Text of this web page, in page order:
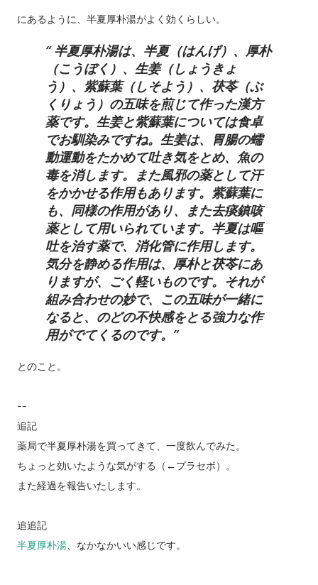
にあるように、半夏厚朴湯がよく効くらしい。
半夏厚朴湯は、半夏（はんげ）、厚朴
（こうぼく）、生姜（しょうきょ
う）、紫蘇葉（しそよう）、茯苓（ぶ
くりょう）の五味を煎じて作った漢方
薬です。生姜と紫蘇葉については食卓
でお馴染みですね。生姜は、胃腸の蠕
動運動をたかめて吐き気をとめ、魚の
毒を消します。また風邪の薬として汗
をかかせる作用もあります。紫蘇葉に
も、同様の作用があり、また去痰鎮咳
薬として用いられています。半夏は嘔
吐を治す薬で、消化管に作用します。
気分を静める作用は、厚朴と茯苓にあ
りますが、ごく軽いものです。それが
組み合わせの妙で、この五味が一緒に
なると、のどの不快感をとる強力な作
用がでてくるのです。
とのこと。
--
追記
薬局で半夏厚朴湯を買ってきて、一度飲んでみた。
ちょっと効いたような気がする（←プラセボ）。
また経過を報告いたします。
追追記
半夏厚朴湯、なかなかいい感じです。